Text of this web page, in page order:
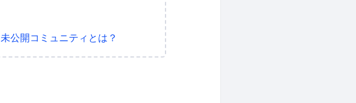
未公開コミュニティとは？